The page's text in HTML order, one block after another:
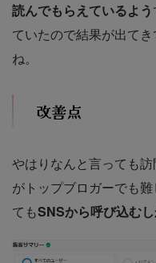
読んでもらえているよう
ていたので結果が出て
ね。
改善点
やはりなんと言っても
がトップブロガーでも
てもSNSから呼び込む